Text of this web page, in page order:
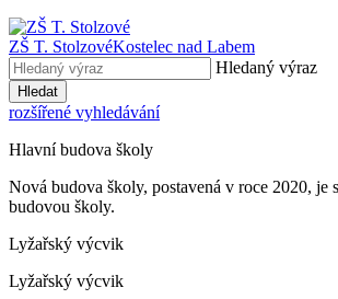
ZŠ T. StolzovéKostelec nad Labem
Hledaný výraz
Hledat
rozšířené vyhledávání
Hlavní budova školy
Nová budova školy, postavená v roce 2020, je
budovou školy.
Lyžařský výcvik
Lyžařský výcvik